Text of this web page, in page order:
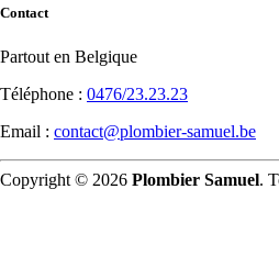
Contact
Partout en Belgique
Téléphone : 0476/23.23.23
Email : contact@plombier-samuel.be
Copyright © 2026 Plombier Samuel.